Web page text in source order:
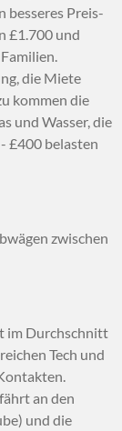
besseres Preis-
£1.700 und
die Miete
kommen die
und Wasser, die
£400 belasten
zwischen
im Durchschnitt
Tech und
an den
und die